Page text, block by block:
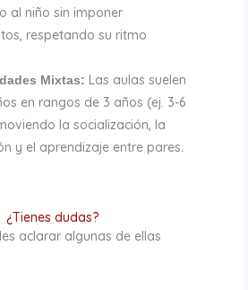
al niño sin imponer
respetando su ritmo
Mixtas: Las aulas suelen
en rangos de 3 años (ej. 3-6
la socialización, la
y el aprendizaje entre pares.
¿Tienes dudas?
aclarar algunas de ellas